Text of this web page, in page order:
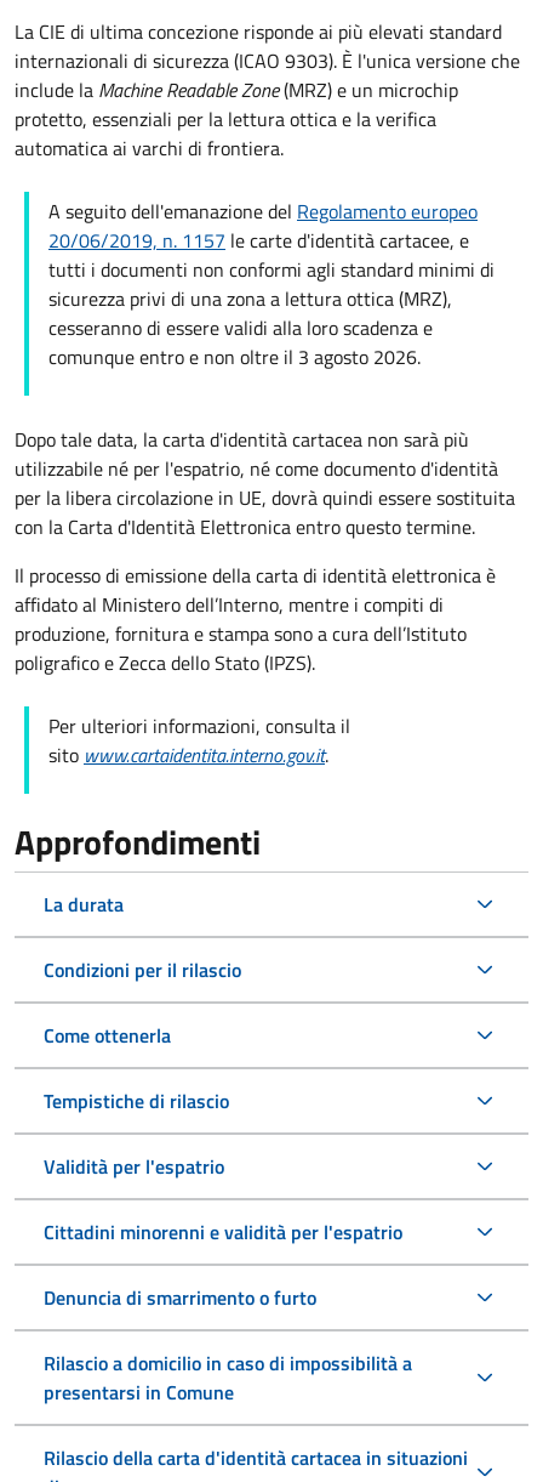
La CIE di ultima concezione risponde ai più elevati standard
internazionali di sicurezza (ICAO 9303). È l'unica versione che
include la Machine Readable Zone(MRZ) e un microchip
protetto, essenziali per la lettura ottica e la verifica
automatica ai varchi di frontiera.
A seguito dell'emanazione del Regolamento europeo
20/06/2019, n. 1157 le carte d'identità cartacee, e
tutti i documenti non conformi agli standard minimi di
sicurezza privi di una zona a lettura ottica (MRZ),
cesseranno di essere validi alla loro scadenza e
comunque entro e non oltre il 3 agosto 2026.
Dopo tale data, la carta d'identità cartacea non sarà più
utilizzabile né per l'espatrio, né come documento d'identità
per la libera circolazione in UE, dovrà quindi essere sostituita
con la Carta d'Identità Elettronica entro questo termine.
Il processo di emissione della carta di identità elettronica è
affidato al Ministero dell’Interno, mentre i compiti di
produzione, fornitura e stampa sono a cura dell’Istituto
poligrafico e Zecca dello Stato (IPZS).
Per ulteriori informazioni, consulta il
sito www.cartaidentita.interno.gov.it.
Approfondimenti
La durata
Condizioni per il rilascio
Come ottenerla
Tempistiche di rilascio
Validità per l'espatrio
Cittadini minorenni e validità per l'espatrio
Denuncia di smarrimento o furto
Rilascio a domicilio in caso di impossibilità a
presentarsi in Comune
Rilascio della carta d'identità cartacea in situazioni